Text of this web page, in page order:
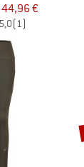
44,96 €
5,0(1)